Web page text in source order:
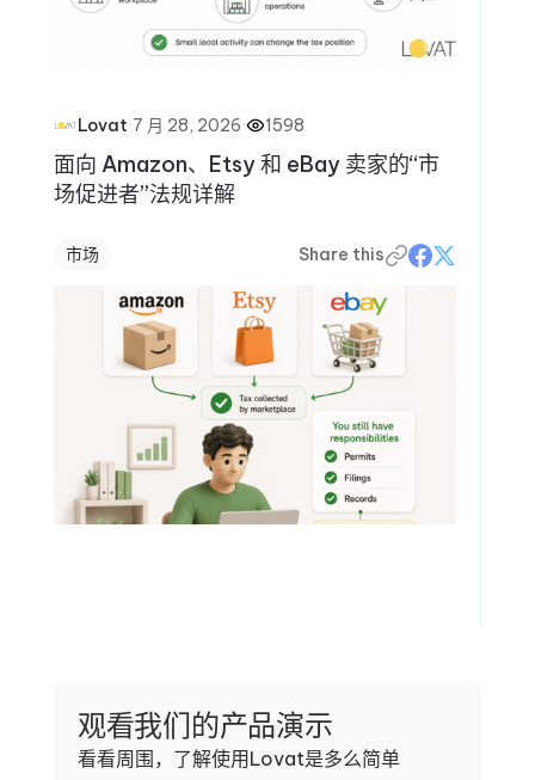
Lovat·7 月 28, 2026· 1598
面向 Amazon、Etsy 和 eBay 卖家的“市
场促进者”法规详解
市场 Share this
观看我们的产品演示
看看周围，了解使用Lovat是多么简单